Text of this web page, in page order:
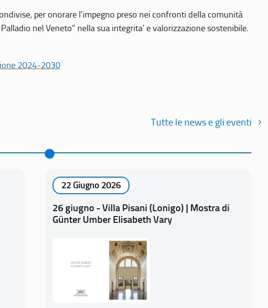
per onorare l’impegno preso nei confronti della comunità
nel Veneto” nella sua integrita’ e valorizzazione sostenibile.
2024-2030
Tutte le news e gli eventi
22 Giugno 2026
26 giugno - Villa Pisani (Lonigo) | Mostra di
Günter Umber Elisabeth Vary